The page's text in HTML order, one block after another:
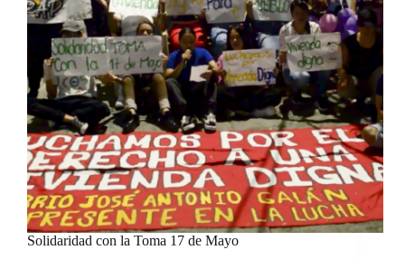
Solidaridad con la Toma 17 de Mayo